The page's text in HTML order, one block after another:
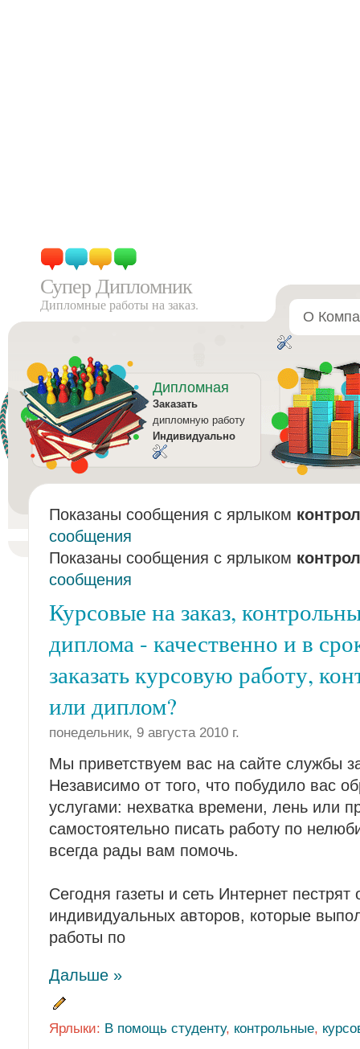
Супер Дипломник
Дипломные работы на заказ.
О
Дипломная
Заказать
дипломную работу
Индивидуально
Показаны сообщения с ярлыком
сообщения
Показаны сообщения с ярлыком
сообщения
Курсовые на заказ,
диплома - качественно и в
заказать курсовую работу,
или диплом?
понедельник, 9 августа 2010 г.
Мы приветствуем вас на сайте службы
Независимо от того, что побудило вас
услугами: нехватка времени, лень или
самостоятельно писать работу по
всегда рады вам помочь.
Сегодня газеты и сеть Интернет
индивидуальных авторов, которые
работы по
Дальше »
Ярлыки: В помощь студенту, контрольные,